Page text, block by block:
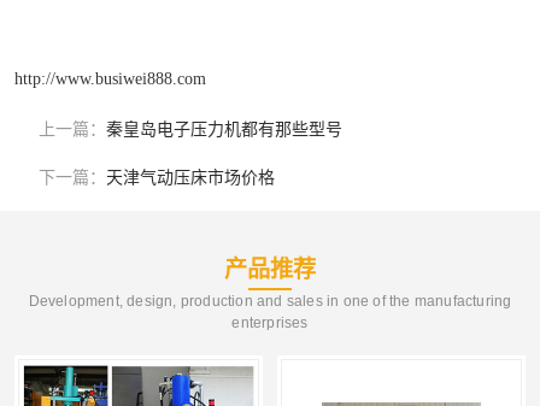
http://www.busiwei888.com
上一篇： 秦皇岛电子压力机都有那些型号
下一篇： 天津气动压床市场价格
产品推荐
Development, design, production and sales in one of the manufacturing
enterprises